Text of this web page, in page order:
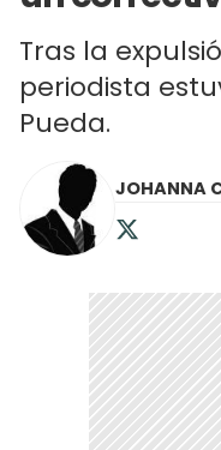
Tras la
periodista
Pueda.
JOHANNA